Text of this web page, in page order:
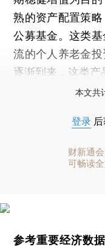
熟的资产配置策
公募基金。这类
流的个人养老金
逐渐到来，这类产
本文共
登录
财新通
可畅读
参考重要经济数